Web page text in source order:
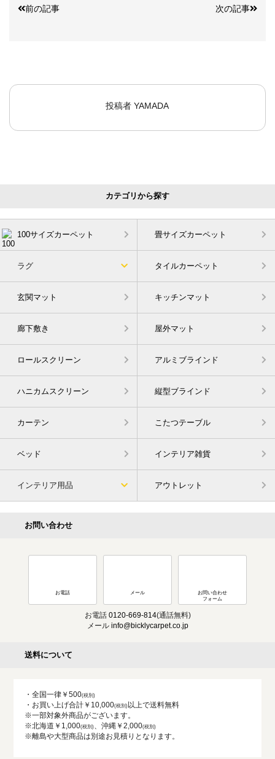
前の記事 次の記事
投稿者 YAMADA
カテゴリから探す
100サイズカーペット 畳サイズカーペット
ラグ タイルカーペット
玄関マット キッチンマット
廊下敷き 屋外マット
ロールスクリーン アルミブラインド
ハニカムスクリーン 縦型ブラインド
カーテン こたつテーブル
ベッド インテリア雑貨
インテリア用品 アウトレット
お問い合わせ
お電話 メール
お問い合わせ
フォーム
お電話 0120-669-814(通話無料)
メール info@bicklycarpet.co.jp
送料について
・全国一律￥500
・お買い上げ合計￥10,000
以上で送料無料
※一部対象外商品がございます。
※北海道￥1,000
、沖縄￥2,000
※離島や大型商品は別途お見積りとなります。